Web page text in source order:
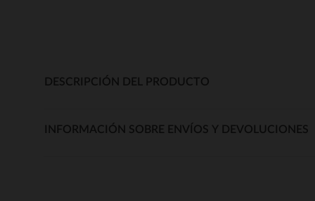
DESCRIPCIÓN DEL PRODUCTO
INFORMACIÓN SOBRE ENVÍOS Y DEVOLUCIONES